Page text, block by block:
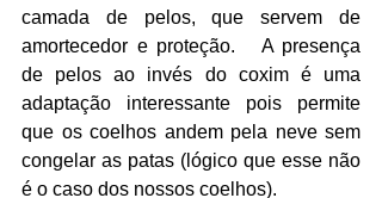
camada de pelos, que servem de
amortecedor e proteção.   A presença
de pelos ao invés do coxim é uma
adaptação interessante pois permite
que os coelhos andem pela neve sem
congelar as patas (lógico que esse não
é o caso dos nossos coelhos).